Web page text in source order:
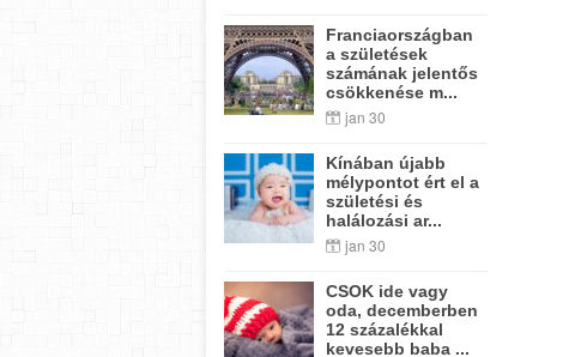
Franciaországban
a születések
számának jelentős
csökkenése m...
jan 30
Kínában újabb
mélypontot ért el a
születési és
halálozási ar...
jan 30
CSOK ide vagy
oda, decemberben
12 százalékkal
kevesebb baba ...